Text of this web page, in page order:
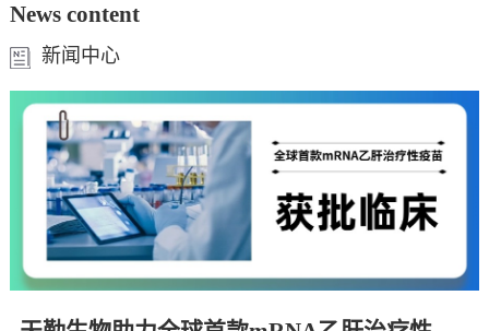
News content
新闻中心